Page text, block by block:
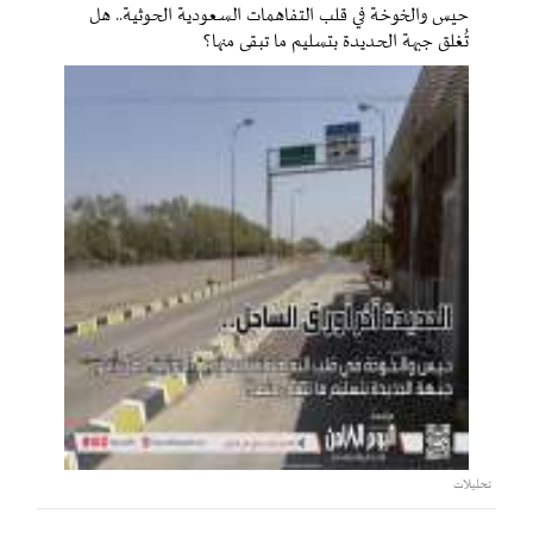
حيس والخوخة في قلب التفاهمات السعودية الحوثية.. هل
تُغلق جبهة الحديدة بتسليم ما تبقى منها؟
تحليلات